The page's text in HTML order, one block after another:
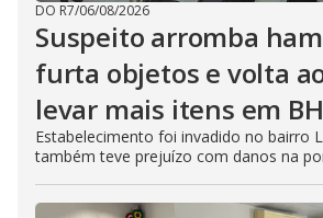
DO R7/06/08/2026
Suspeito arromba
furta objetos e volta
levar mais itens em BH
Estabelecimento foi invadido no bairro
também teve prejuízo com danos na